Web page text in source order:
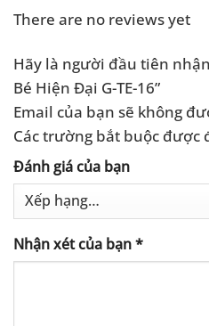
There are no reviews yet
Hãy là người đầu tiên
Bé Hiện Đại G-TE-16”
Email của bạn sẽ không
Các trường bắt buộc được
Đánh giá của bạn
Nhận xét của bạn*